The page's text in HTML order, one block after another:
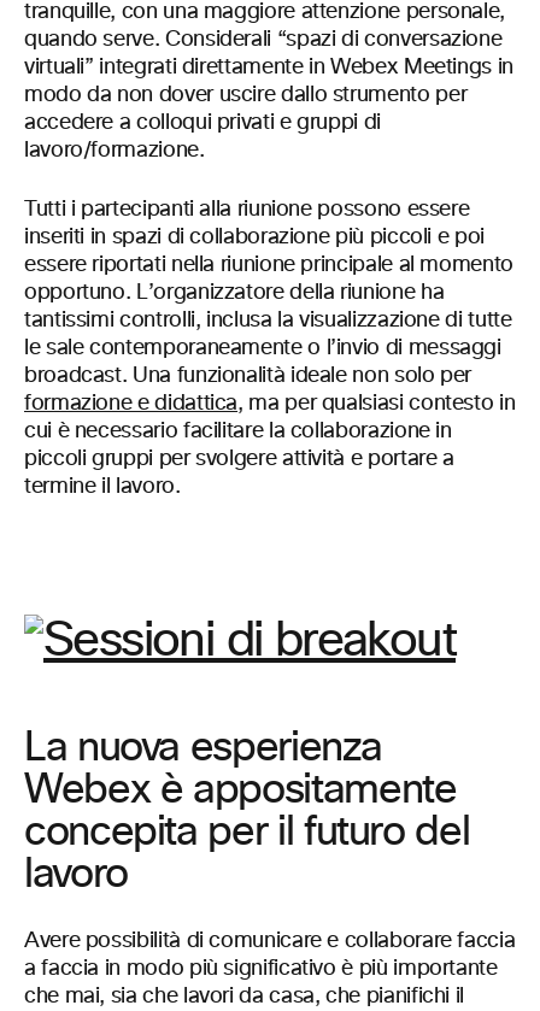
tranquille, con una maggiore attenzione personale,
quando serve. Considerali “spazi di conversazione
virtuali” integrati direttamente in Webex Meetings in
modo da non dover uscire dallo strumento per
accedere a colloqui privati e gruppi di
lavoro/formazione.
Tutti i partecipanti alla riunione possono essere
inseriti in spazi di collaborazione più piccoli e poi
essere riportati nella riunione principale al momento
opportuno. L’organizzatore della riunione ha
tantissimi controlli, inclusa la visualizzazione di tutte
le sale contemporaneamente o l’invio di messaggi
broadcast. Una funzionalità ideale non solo per
formazione e didattica, ma per qualsiasi contesto in
cui è necessario facilitare la collaborazione in
piccoli gruppi per svolgere attività e portare a
termine il lavoro.
La nuova esperienza
Webex è appositamente
concepita per il futuro del
lavoro
Avere possibilità di comunicare e collaborare faccia
a faccia in modo più significativo è più importante
che mai, sia che lavori da casa, che pianifichi il